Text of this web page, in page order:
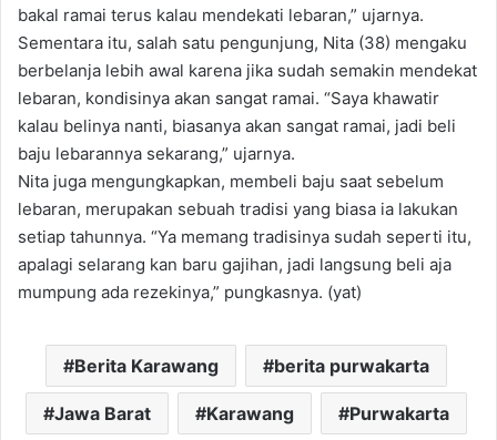
bakal ramai terus kalau mendekati lebaran,” ujarnya.
Sementara itu, salah satu pengunjung, Nita (38) mengaku
berbelanja lebih awal karena jika sudah semakin mendekat
lebaran, kondisinya akan sangat ramai. “Saya khawatir
kalau belinya nanti, biasanya akan sangat ramai, jadi beli
baju lebarannya sekarang,” ujarnya.
Nita juga mengungkapkan, membeli baju saat sebelum
lebaran, merupakan sebuah tradisi yang biasa ia lakukan
setiap tahunnya. “Ya memang tradisinya sudah seperti itu,
apalagi selarang kan baru gajihan, jadi langsung beli aja
mumpung ada rezekinya,” pungkasnya. (yat)
Berita Karawang berita purwakarta
Jawa Barat Karawang Purwakarta